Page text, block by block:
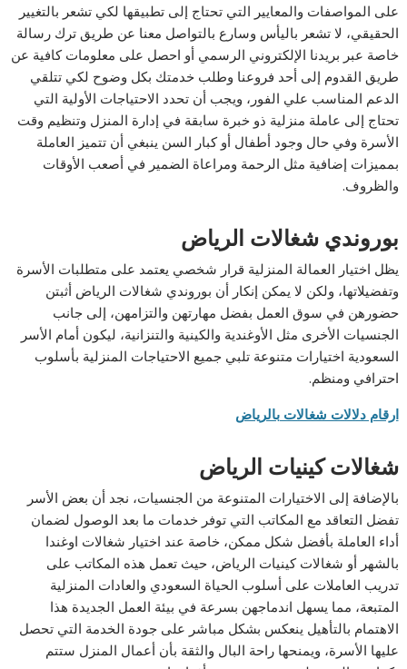
على المواصفات والمعايير التي تحتاج إلى تطبيقها لكي تشعر بالتغيير
الحقيقي، لا تشعر باليأس وسارع بالتواصل معنا عن طريق ترك رسالة
خاصة عبر بريدنا الإلكتروني الرسمي أو احصل على معلومات كافية عن
طريق القدوم إلى أحد فروعنا وطلب خدمتك بكل وضوح لكي تتلقي
الدعم المناسب علي الفور، ويجب أن تحدد الاحتياجات الأولية التي
تحتاج إلى عاملة منزلية ذو خبرة سابقة في إدارة المنزل وتنظيم وقت
الأسرة وفي حال وجود أطفال أو كبار السن ينبغي أن تتميز العاملة
بمميزات إضافية مثل الرحمة ومراعاة الضمير في أصعب الأوقات
والظروف.
بوروندي شغالات الرياض
يظل اختيار العمالة المنزلية قرار شخصي يعتمد على متطلبات الأسرة
وتفضيلاتها، ولكن لا يمكن إنكار أن بوروندي شغالات الرياض أثبتن
حضورهن في سوق العمل بفضل مهارتهن والتزامهن، إلى جانب
الجنسيات الأخرى مثل الأوغندية والكينية والتنزانية، ليكون أمام الأسر
السعودية اختيارات متنوعة تلبي جميع الاحتياجات المنزلية بأسلوب
احترافي ومنظم.
ارقام دلالات شغالات بالرياض
شغالات كينيات الرياض
بالإضافة إلى الاختيارات المتنوعة من الجنسيات، نجد أن بعض الأسر
تفضل التعاقد مع المكاتب التي توفر خدمات ما بعد الوصول لضمان
أداء العاملة بأفضل شكل ممكن، خاصة عند اختيار شغالات اوغندا
بالشهر أو شغالات كينيات الرياض، حيث تعمل هذه المكاتب على
تدريب العاملات على أسلوب الحياة السعودي والعادات المنزلية
المتبعة، مما يسهل اندماجهن بسرعة في بيئة العمل الجديدة هذا
الاهتمام بالتأهيل ينعكس بشكل مباشر على جودة الخدمة التي تحصل
عليها الأسرة، ويمنحها راحة البال والثقة بأن أعمال المنزل ستتم